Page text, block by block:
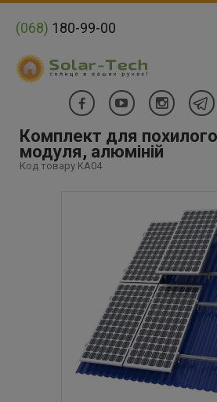
(068) 180-99-00
Комплект для
модуля, алюміній
Код товару KA04